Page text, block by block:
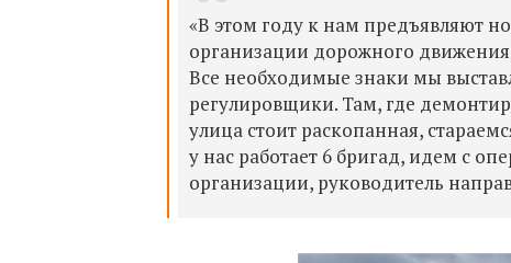
«В этом году к нам предъявляют
организации дорожного
Все необходимые знаки мы
регулировщики. Там, где
улица стоит раскопанная,
у нас работает 6 бригад, идем с
организации, руководитель